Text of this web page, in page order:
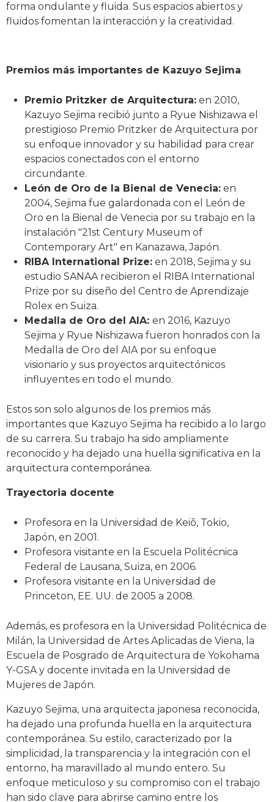
forma ondulante y fluida. Sus espacios abiertos y
fluidos fomentan la interacción y la creatividad.
Premios más importantes de Kazuyo Sejima
Premio Pritzker de Arquitectura: en 2010,
Kazuyo Sejima recibió junto a Ryue Nishizawa el
prestigioso Premio Pritzker de Arquitectura por
su enfoque innovador y su habilidad para crear
espacios conectados con el entorno
circundante.
León de Oro de la Bienal de Venecia: en
2004, Sejima fue galardonada con el León de
Oro en la Bienal de Venecia por su trabajo en la
instalación "21st Century Museum of
Contemporary Art" en Kanazawa, Japón.
RIBA International Prize: en 2018, Sejima y su
estudio SANAA recibieron el RIBA International
Prize por su diseño del Centro de Aprendizaje
Rolex en Suiza.
Medalla de Oro del AIA: en 2016, Kazuyo
Sejima y Ryue Nishizawa fueron honrados con la
Medalla de Oro del AIA por su enfoque
visionario y sus proyectos arquitectónicos
influyentes en todo el mundo.
Estos son solo algunos de los premios más
importantes que Kazuyo Sejima ha recibido a lo largo
de su carrera. Su trabajo ha sido ampliamente
reconocido y ha dejado una huella significativa en la
arquitectura contemporánea.
Trayectoria docente
Profesora en la Universidad de Keiō, Tokio,
Japón, en 2001.
Profesora visitante en la Escuela Politécnica
Federal de Lausana, Suiza, en 2006.
Profesora visitante en la Universidad de
Princeton, EE. UU. de 2005 a 2008.
Además, es profesora en la Universidad Politécnica de
Milán, la Universidad de Artes Aplicadas de Viena, la
Escuela de Posgrado de Arquitectura de Yokohama
Y-GSA y docente invitada en la Universidad de
Mujeres de Japón.
Kazuyo Sejima, una arquitecta japonesa reconocida,
ha dejado una profunda huella en la arquitectura
contemporánea. Su estilo, caracterizado por la
simplicidad, la transparencia y la integración con el
entorno, ha maravillado al mundo entero. Su
enfoque meticuloso y su compromiso con el trabajo
han sido clave para abrirse camino entre los